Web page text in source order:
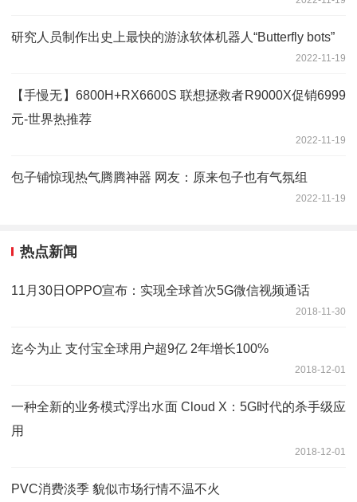
研究人员制作出史上最快的游泳软体机器人“Butterfly bots”
2022-11-19
【手慢无】6800H+RX6600S 联想拯救者R9000X促销6999
元-世界热推荐
2022-11-19
包子铺惊现热气腾腾神器 网友：原来包子也有气氛组
2022-11-19
热点新闻
11月30日OPPO宣布：实现全球首次5G微信视频通话
2018-11-30
迄今为止 支付宝全球用户超9亿 2年增长100%
2018-12-01
一种全新的业务模式浮出水面 Cloud X：5G时代的杀手级应
用
2018-12-01
PVC消费淡季 貌似市场行情不温不火